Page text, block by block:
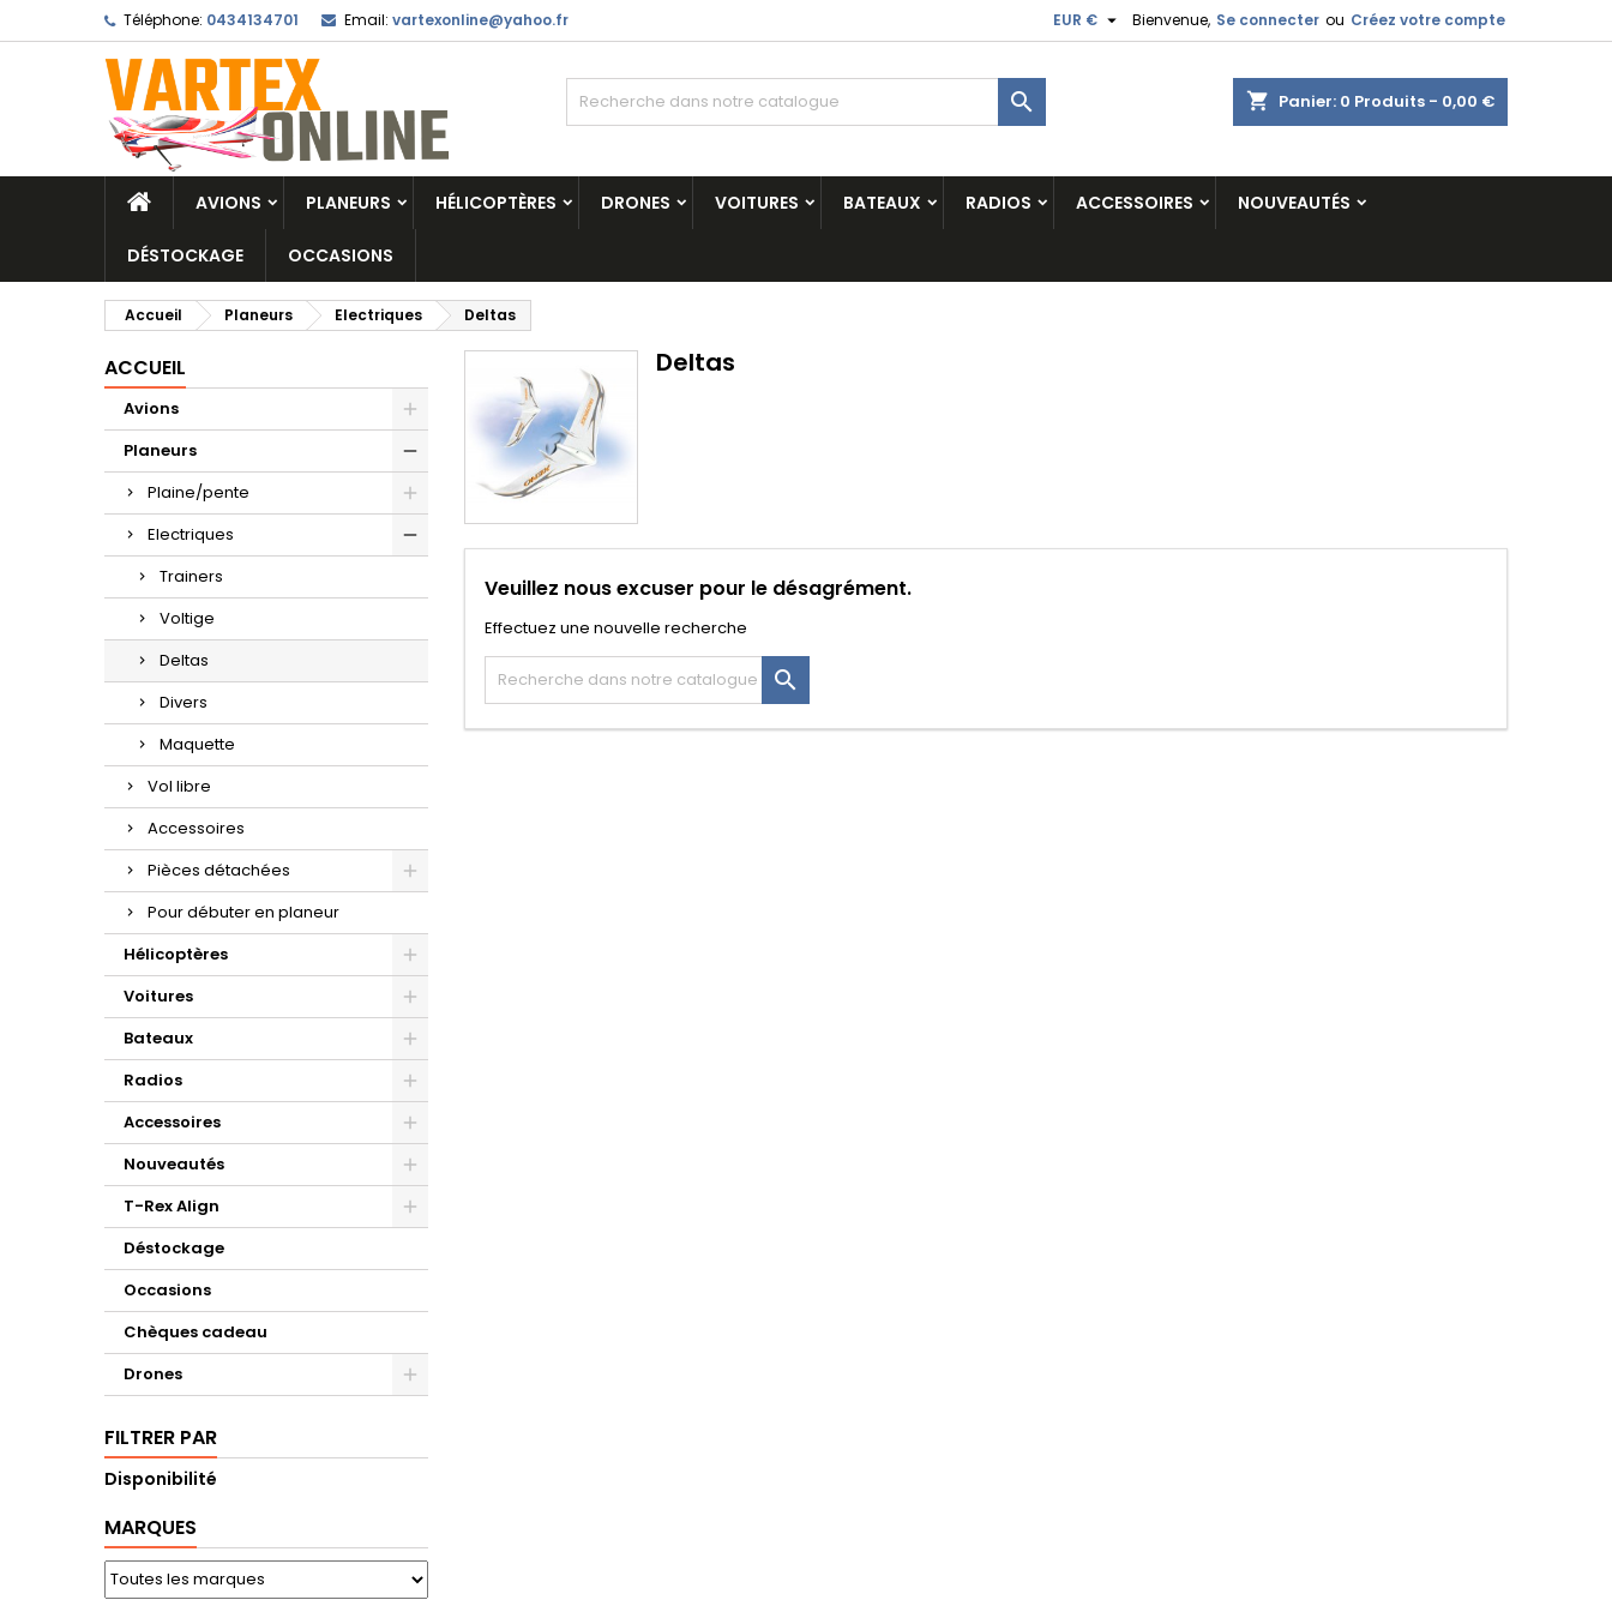
Téléphone: 0434134701 Email: vartexonline@yahoo.fr Bienvenue, Se connecter ou Créez votre compte
EUR € 
shopping_cart Panier: 0 Produits - 0,00 €

AVIONS PLANEURS HÉLICOPTÈRES DRONES VOITURES BATEAUX RADIOS ACCESSOIRES NOUVEAUTÉS
DÉSTOCKAGE OCCASIONS
Accueil Planeurs Electriques Deltas
ACCUEIL
Avions
Planeurs
Plaine/pente
Electriques
Trainers
Voltige
Deltas
Divers
Maquette
Vol libre
Accessoires
Pièces détachées
Pour débuter en planeur
Hélicoptères
Voitures
Bateaux
Radios
Accessoires
Nouveautés
T-Rex Align
Déstockage
Occasions
Chèques cadeau
Drones
FILTRER PAR
Disponibilité
MARQUES
Deltas
Veuillez nous excuser pour le désagrément.
Effectuez une nouvelle recherche
